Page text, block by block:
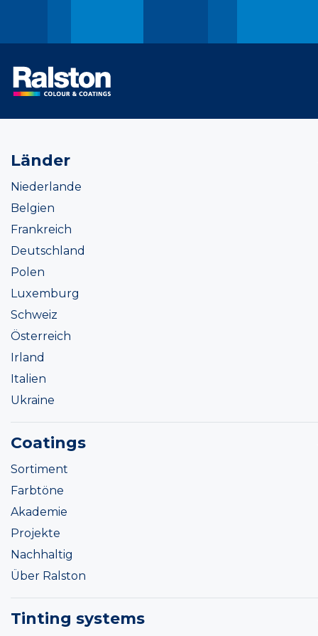
Länder
Niederlande
Belgien
Frankreich
Deutschland
Polen
Luxemburg
Schweiz
Österreich
Irland
Italien
Ukraine
Coatings
Sortiment
Farbtöne
Akademie
Projekte
Nachhaltig
Über Ralston
Tinting systems